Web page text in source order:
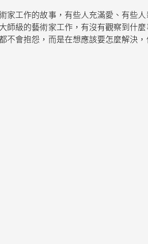
家工作的故事，有些人充滿愛、有些
師級的藝術家工作，有沒有觀察到什
不會抱怨，而是在想應該要怎麼解決